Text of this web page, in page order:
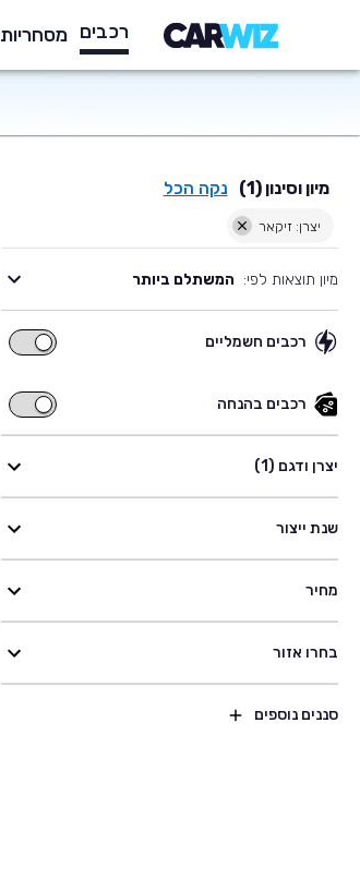
רכבים מסחריות
מיון וסינון (1) נקה הכל
יצרן: זיקאר
מיון תוצאות לפי: המשתלם ביותר
רכבים חשמליים
רכבים
רכבים בהנחה
רכבים
בהנחה
יצרן ודגם (1)
שנת ייצור
מחיר
בחרו אזור
סננים נוספים